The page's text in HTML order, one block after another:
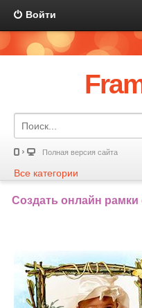
Войти
Полная версия сайта
Все категории
Создать онлайн